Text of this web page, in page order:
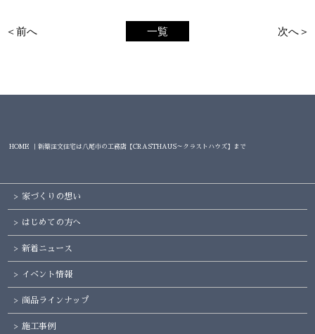
一覧
＜前へ 次へ＞
HOME ｜新築注文住宅は八尾市の工務店【CRASTHAUS～クラストハウズ】まで
家づくりの想い
はじめての方へ
新着ニュース
イベント情報
商品ラインナップ
施工事例